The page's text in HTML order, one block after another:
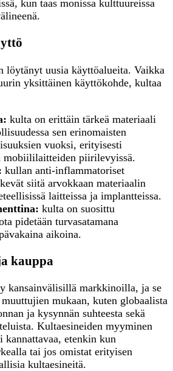
kun taas monissa kulttuureissa
löytänyt uusia käyttöalueita. Vaikka
yksittäinen käyttökohde, kultaa
kulta on erittäin tärkeä materiaali
sen erinomaisten
vuoksi, erityisesti
mobiililaitteiden piirilevyissä.
kullan anti-inflammatoriset
siitä arvokkaan materiaalin
laitteissa ja implantteissa.
kulta on suosittu
pidetään turvasatamana
aikoina.
kauppa
kansainvälisillä markkinoilla, ja se
mukaan, kuten globaalista
ja kysynnän suhteesta sekä
Kultaesineiden myyminen
etenkin kun
tai jos omistat erityisen
kultaesineitä.